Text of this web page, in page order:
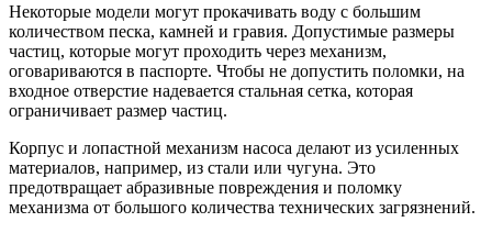
Некоторые модели могут прокачивать воду с большим
количеством песка, камней и гравия. Допустимые размеры
частиц, которые могут проходить через механизм,
оговариваются в паспорте. Чтобы не допустить поломки, на
входное отверстие надевается стальная сетка, которая
ограничивает размер частиц.
Корпус и лопастной механизм насоса делают из усиленных
материалов, например, из стали или чугуна. Это
предотвращает абразивные повреждения и поломку
механизма от большого количества технических загрязнений.